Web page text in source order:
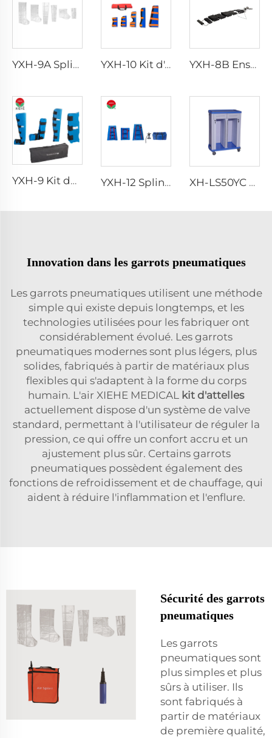
YXH-9A Splints d'urgence gonflables YXH-10 Kit d'Attelles YXH-8B Ensemble de Spline de traction
YXH-9 Kit de Spline de premiers secours YXH-12 Spline vide XH-LS50YC Case History Emergency Trolley
Innovation dans les garrots pneumatiques
Les garrots pneumatiques utilisent une méthode
simple qui existe depuis longtemps, et les
technologies utilisées pour les fabriquer ont
considérablement évolué. Les garrots
pneumatiques modernes sont plus légers, plus
solides, fabriqués à partir de matériaux plus
flexibles qui s'adaptent à la forme du corps
humain. L'air XIEHE MEDICAL kit d'attelles
actuellement dispose d'un système de valve
standard, permettant à l'utilisateur de réguler la
pression, ce qui offre un confort accru et un
ajustement plus sûr. Certains garrots
pneumatiques possèdent également des
fonctions de refroidissement et de chauffage, qui
aident à réduire l'inflammation et l'enflure.
Sécurité des garrots
pneumatiques
Les garrots
pneumatiques sont
plus simples et plus
sûrs à utiliser. Ils
sont fabriqués à
partir de matériaux
de première qualité,